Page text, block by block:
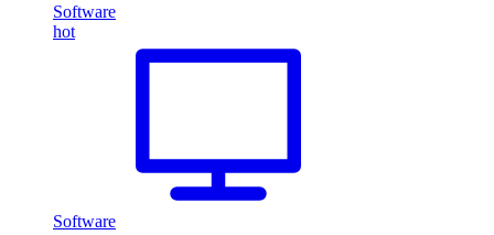
Software
hot
Software